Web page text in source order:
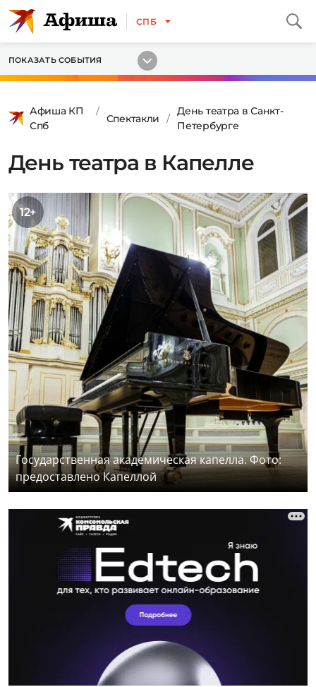
СПБ
ПОКАЗАТЬ СОБЫТИЯ
Афиша КП
Спб
Спектакли
День театра в Санкт-
Петербурге
День театра в Капелле
12+
Государственная академическая капелла. Фото:
предоставлено Капеллой